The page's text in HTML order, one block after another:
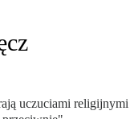
uczuciami religijnymi